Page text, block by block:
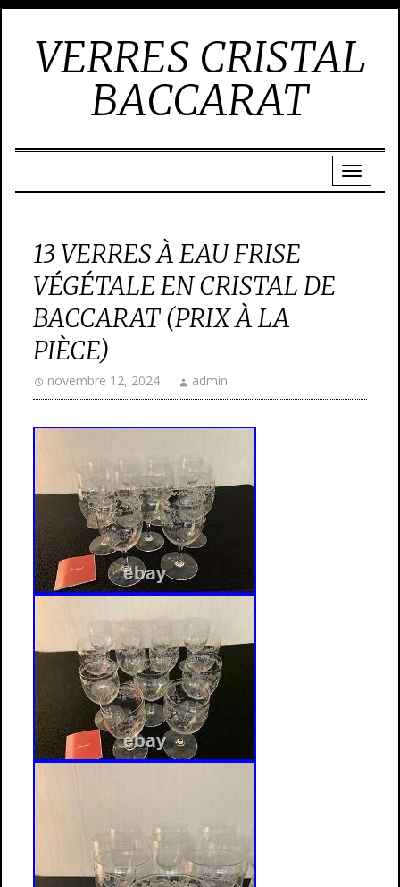
VERRES CRISTAL
BACCARAT
13 VERRES À EAU FRISE
VÉGÉTALE EN CRISTAL DE
BACCARAT (PRIX À LA
PIÈCE)
novembre 12, 2024 admin